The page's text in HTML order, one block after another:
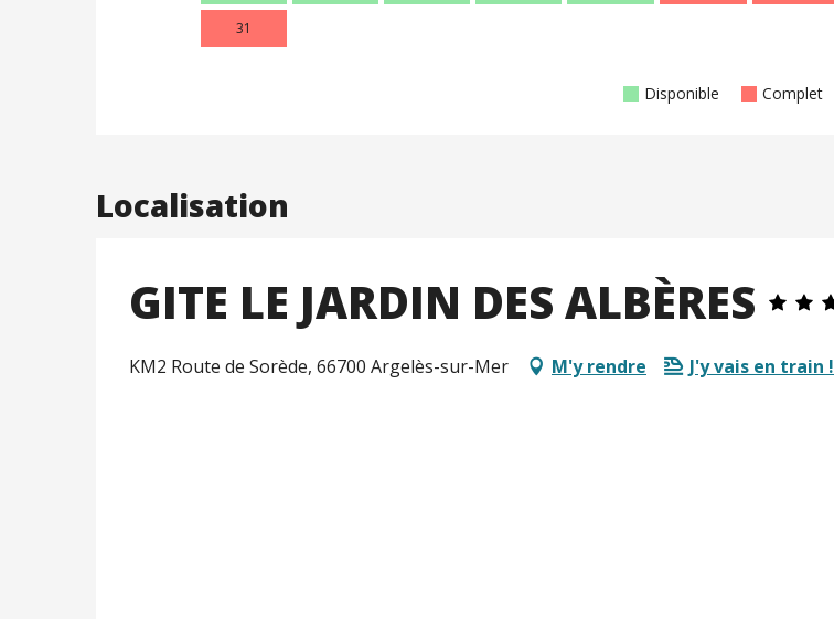
31
Disponible Complet
Localisation
GITE LE JARDIN DES ALBÈRES
KM2 Route de Sorède, 66700 Argelès-sur-Mer M'y rendre J'y vais en train !